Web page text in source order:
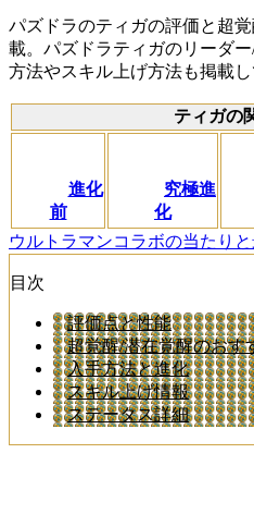
パズドラのティガの評価と超
載。パズドラティガのリーダ
方法やスキル上げ方法も掲載
ティガの
進化
前
究極進
化
ウルトラマンコラボの当たり
目次
評価点と性能
超覚醒/潜在覚醒のおす
入手方法と進化
スキル上げ情報
ステータス詳細